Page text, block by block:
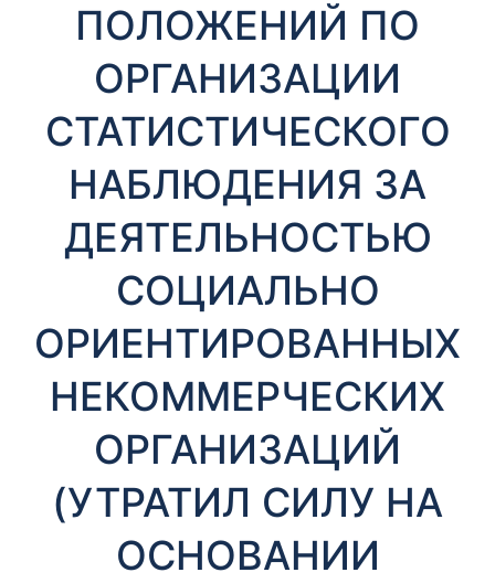
ПОЛОЖЕНИЙ ПО
ОРГАНИЗАЦИИ
СТАТИСТИЧЕСКОГО
НАБЛЮДЕНИЯ ЗА
ДЕЯТЕЛЬНОСТЬЮ
СОЦИАЛЬНО
ОРИЕНТИРОВАННЫХ
НЕКОММЕРЧЕСКИХ
ОРГАНИЗАЦИЙ
(УТРАТИЛ СИЛУ НА
ОСНОВАНИИ
Необходимые
Эти файлы cookie
необязательны.
Они необходимы
функционирования
веб-сайта.